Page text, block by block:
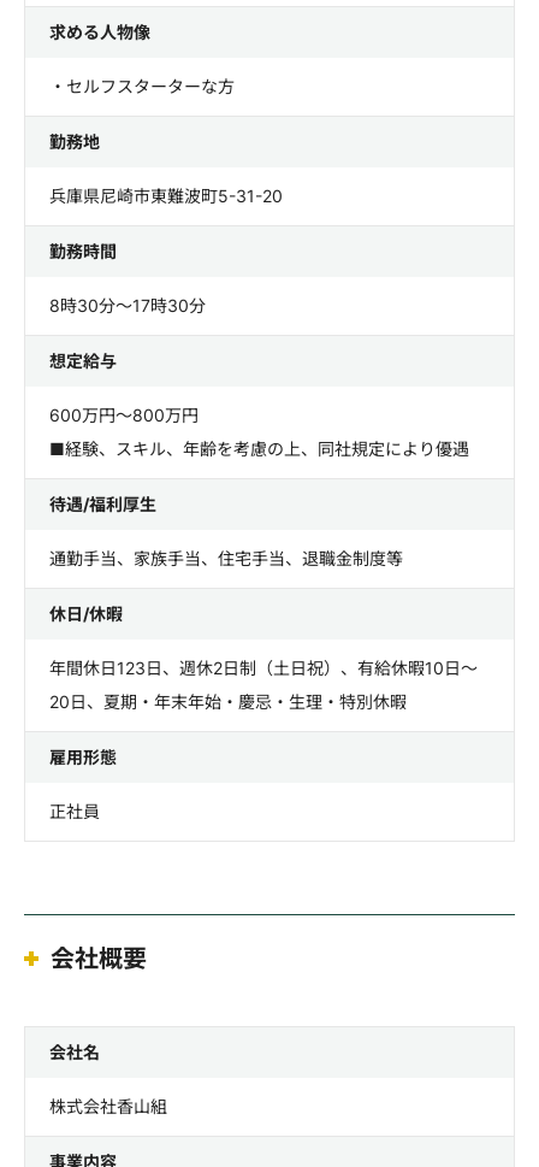
求める人物像
・セルフスターターな方
勤務地
兵庫県尼崎市東難波町5-31-20
勤務時間
8時30分～17時30分
想定給与
600万円～800万円
■経験、スキル、年齢を考慮の上、同社規定により優遇
待遇/福利厚生
通勤手当、家族手当、住宅手当、退職金制度等
休日/休暇
年間休日123日、週休2日制（土日祝）、有給休暇10日～
20日、夏期・年末年始・慶忌・生理・特別休暇
雇用形態
正社員
会社概要
会社名
株式会社香山組
事業内容